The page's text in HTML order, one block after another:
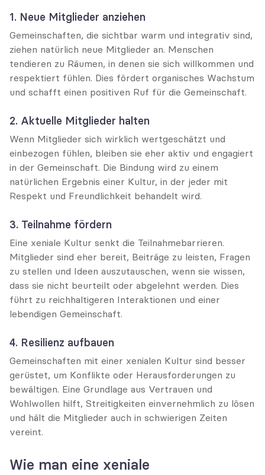
1. Neue Mitglieder anziehen
Gemeinschaften, die sichtbar warm und integrativ sind,
ziehen natürlich neue Mitglieder an. Menschen
tendieren zu Räumen, in denen sie sich willkommen und
respektiert fühlen. Dies fördert organisches Wachstum
und schafft einen positiven Ruf für die Gemeinschaft.
2. Aktuelle Mitglieder halten
Wenn Mitglieder sich wirklich wertgeschätzt und
einbezogen fühlen, bleiben sie eher aktiv und engagiert
in der Gemeinschaft. Die Bindung wird zu einem
natürlichen Ergebnis einer Kultur, in der jeder mit
Respekt und Freundlichkeit behandelt wird.
3. Teilnahme fördern
Eine xeniale Kultur senkt die Teilnahmebarrieren.
Mitglieder sind eher bereit, Beiträge zu leisten, Fragen
zu stellen und Ideen auszutauschen, wenn sie wissen,
dass sie nicht beurteilt oder abgelehnt werden. Dies
führt zu reichhaltigeren Interaktionen und einer
lebendigen Gemeinschaft.
4. Resilienz aufbauen
Gemeinschaften mit einer xenialen Kultur sind besser
gerüstet, um Konflikte oder Herausforderungen zu
bewältigen. Eine Grundlage aus Vertrauen und
Wohlwollen hilft, Streitigkeiten einvernehmlich zu lösen
und hält die Mitglieder auch in schwierigen Zeiten
vereint.
Wie man eine xeniale